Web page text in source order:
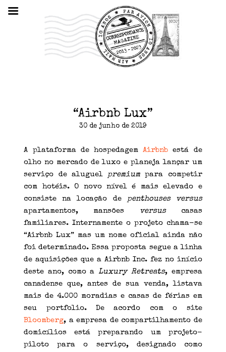
“Airbnb Lux”
30 de junho de 2019
A plataforma de hospedagemAirbnb está de
olho no mercado de luxo e planeja lançar um
serviço de aluguel premium para competir
com hotéis. O novo nível é mais elevado e
consiste na locação de penthouses
versus
apartamentos, mansões versuscasas
familiares. Internamente o projeto chama-se
“Airbnb Lux” mas um nome oficial ainda não
foi determinado. Essa proposta segue a linha
de aquisições que a Airbnb Inc. fez no início
deste ano, como a Luxury Retreats, empresa
canadense que, antes de sua venda, listava
mais de 4.000 moradias e casas de férias em
seu portfolio. De acordo com o site
Bloomberg, a empresa de compartilhamento de
domicílios está preparando um projeto-
piloto para o serviço, designado como